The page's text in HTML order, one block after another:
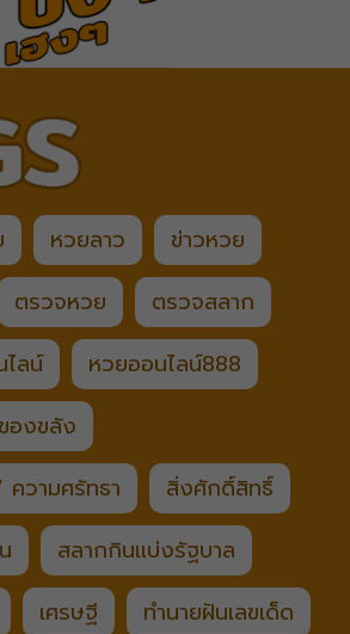
หวยลาว
ข่าวหวย
ตรวจหวย
ตรวจสลาก
ลน์
หวยออนไลน์888
องขลัง
ความศรัทธา
สิ่งศักดิ์สิทธิ์
สลากกินแบ่งรัฐบาล
เศรษฐี
ทำนายฝันเลขเด็ด